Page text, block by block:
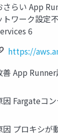
さらい App
トワーク設定
6
https://
善 App
因 Fargateコ
因 プロキシが